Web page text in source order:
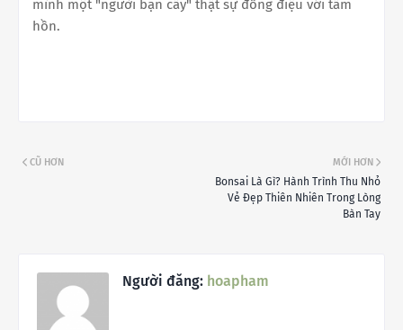
mình một "người bạn cây" thật sự đồng điệu với tâm
hồn.
MỚI HƠN
Bonsai Là Gì? Hành Trình Thu Nhỏ
Vẻ Đẹp Thiên Nhiên Trong Lòng
Bàn Tay
CŨ HƠN
Người đăng: hoapham